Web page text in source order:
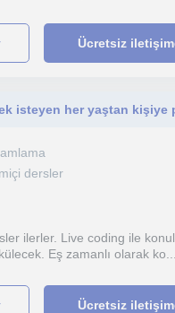
Ücretsiz
dersler
ilerler. Live coding ile
Eş zamanlı olarak ko...
Ücretsiz